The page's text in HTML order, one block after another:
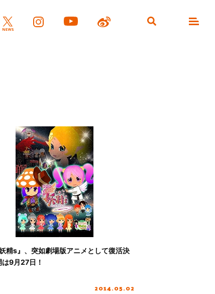
精s』、突如劇場版アニメとして復活決
9月27日！
2014.05.02